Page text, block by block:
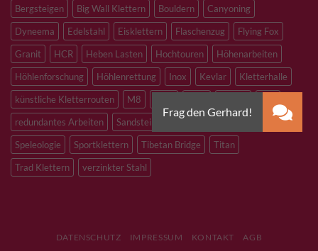
Bergsteigen Big Wall Klettern Bouldern
Canyoning
Dyneema
Edelstahl Eisklettern Flaschenzug
Flying Fox
Granit
HCR Heben Lasten Hochtouren
Höhenarbeiten
Höhlenforschung
Höhlenrettung Inox Kevlar
Kletterhalle
künstliche Kletterrouten
M8
redundantes Arbeiten
Sandstein Skitouren
Speleologie
Sportklettern Tibetan Bridge
Titan
Trad Klettern
verzinkter Stahl
DATENSCHUTZ IMPRESSUM KONTAKT AGB